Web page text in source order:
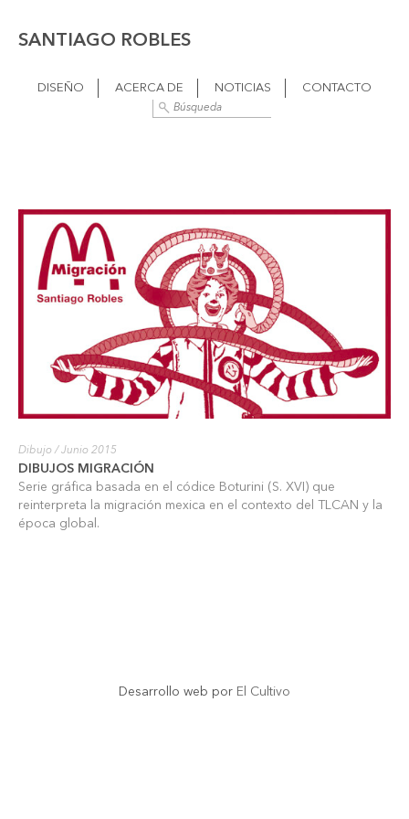
SANTIAGO ROBLES
DISEÑO ACERCA DE NOTICIAS CONTACTO
Dibujo / Junio 2015
DIBUJOS MIGRACIÓN
Serie gráfica basada en el códice Boturini (S. XVI) que
reinterpreta la migración mexica en el contexto del TLCAN y la
época global.
Desarrollo web por El Cultivo